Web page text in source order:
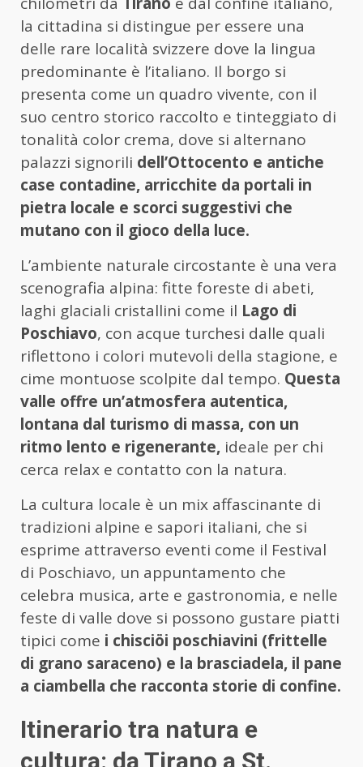
la cittadina si distingue per essere una
delle rare località svizzere dove la lingua
predominante è l’italiano. Il borgo si
presenta come un quadro vivente, con il
suo centro storico raccolto e tinteggiato di
tonalità color crema, dove si alternano
palazzi signorili dell’Ottocento e antiche
case contadine, arricchite da portali in
pietra locale e scorci suggestivi che
mutano con il gioco della luce.
L’ambiente naturale circostante è una vera
scenografia alpina: fitte foreste di abeti,
laghi glaciali cristallini come il Lago di
Poschiavo, con acque turchesi dalle quali
riflettono i colori mutevoli della stagione, e
cime montuose scolpite dal tempo. Questa
valle offre un’atmosfera autentica,
lontana dal turismo di massa, con un
ritmo lento e rigenerante, ideale per chi
cerca relax e contatto con la natura.
La cultura locale è un mix affascinante di
tradizioni alpine e sapori italiani, che si
esprime attraverso eventi come il Festival
di Poschiavo, un appuntamento che
celebra musica, arte e gastronomia, e nelle
feste di valle dove si possono gustare piatti
tipici come i chisciöi poschiavini (frittelle
di grano saraceno) e la brasciadela, il pane
a ciambella che racconta storie di confine.
Itinerario tra natura e
cultura: da Tirano a St.